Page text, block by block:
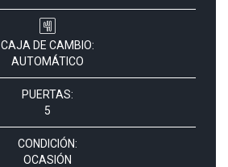
CAJA DE CAMBIO:
AUTOMÁTICO
PUERTAS:
5
CONDICIÓN:
OCASIÓN